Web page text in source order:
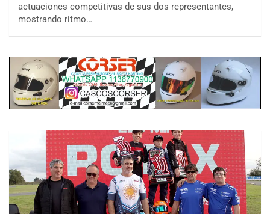
actuaciones competitivas de sus dos representantes,
mostrando ritmo…